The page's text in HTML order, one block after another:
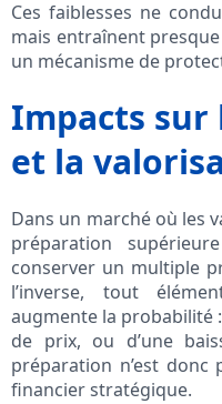
Ces faiblesses ne
mais entraînent
un mécanisme de
Impacts sur
et la
Dans un marché où les
préparation
conserver un multiple
l’inverse, tout
augmente la probabilité
de prix, ou d’une
préparation n’est
financier stratégique.